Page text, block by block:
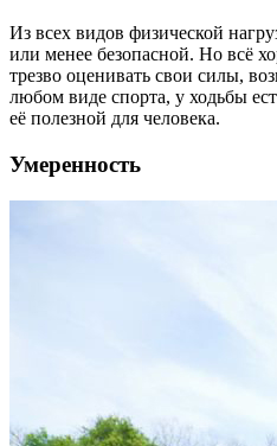
Из всех видов физической
или менее безопасной. Но всё
трезво оценивать свои силы,
любом виде спорта, у ходьбы
её полезной для человека.
Умеренность